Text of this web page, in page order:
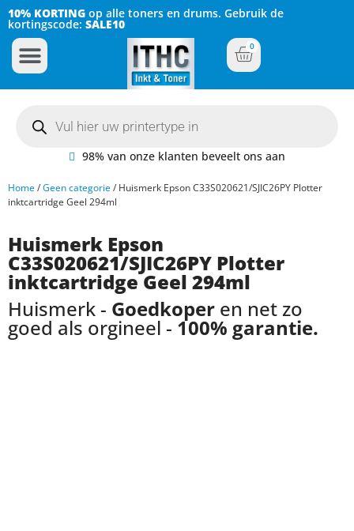
10% KORTING op alle toners en drums. Gebruik de
kortingscode: SALE10
0
98% van onze klanten beveelt ons aan
Home/Geen categorie/ Huismerk Epson C33S020621/SJIC26PY Plotter
inktcartridge Geel 294ml
Huismerk Epson
C33S020621/SJIC26PY Plotter
inktcartridge Geel 294ml
Huismerk - Goedkoper en net zo
goed als orgineel - 100% garantie.